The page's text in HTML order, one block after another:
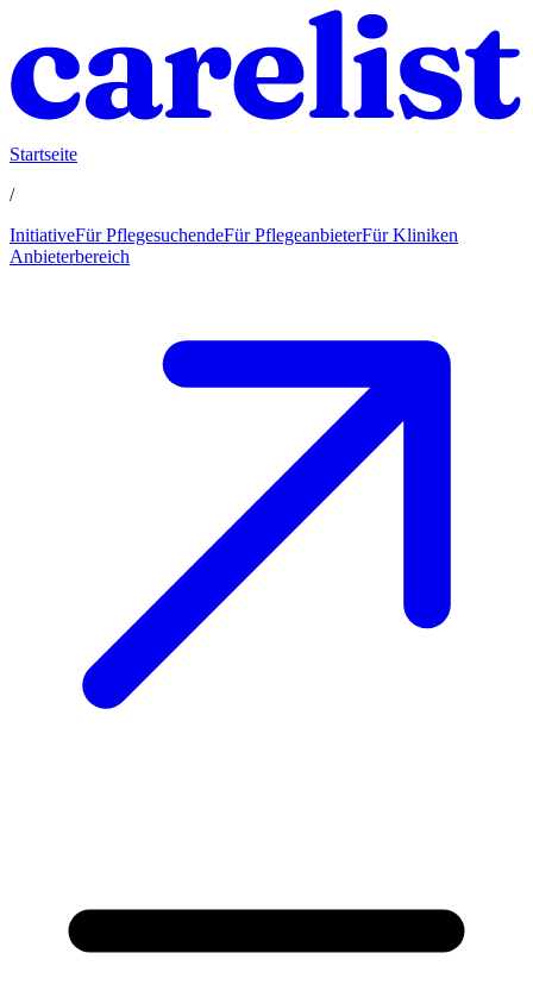
Startseite
/
InitiativeFür PflegesuchendeFür PflegeanbieterFür Kliniken
Anbieterbereich